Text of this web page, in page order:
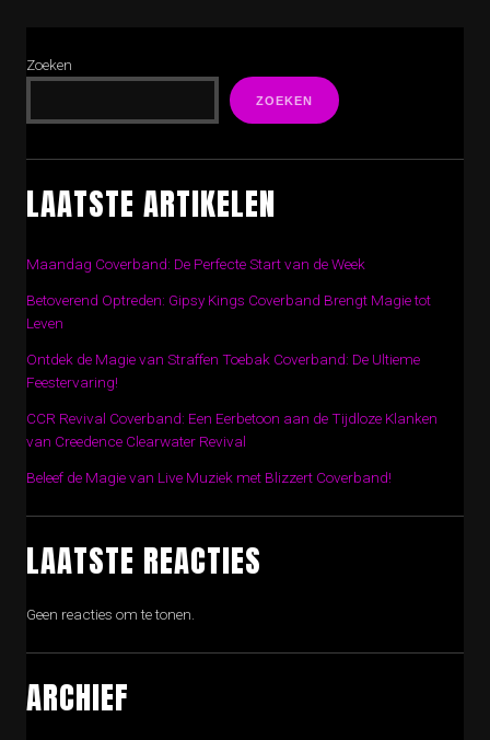
Zoeken
ZOEKEN
LAATSTE ARTIKELEN
Maandag Coverband: De Perfecte Start van de Week
Betoverend Optreden: Gipsy Kings Coverband Brengt Magie tot
Leven
Ontdek de Magie van Straffen Toebak Coverband: De Ultieme
Feestervaring!
CCR Revival Coverband: Een Eerbetoon aan de Tijdloze Klanken
van Creedence Clearwater Revival
Beleef de Magie van Live Muziek met Blizzert Coverband!
LAATSTE REACTIES
Geen reacties om te tonen.
ARCHIEF